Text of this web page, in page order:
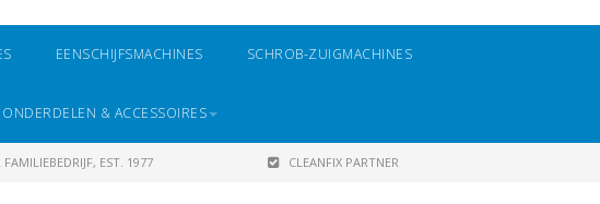
EENSCHIJFSMACHINES SCHROB-ZUIGMACHINES
ONDERDELEN & ACCESSOIRES
EST. 1977 CLEANFIX PARTNER